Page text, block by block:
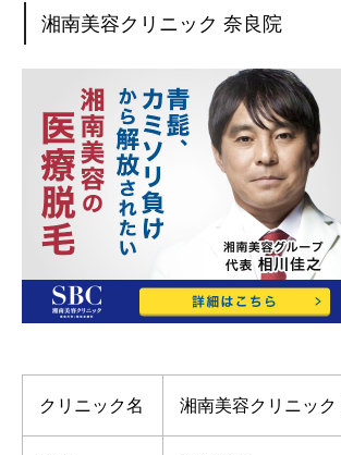
湘南美容クリニック 奈良院
クリニック名 湘南美容クリニック